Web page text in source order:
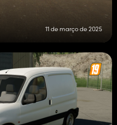
11 de março de 2025